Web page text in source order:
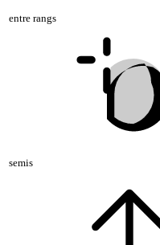
entre rangs
semis